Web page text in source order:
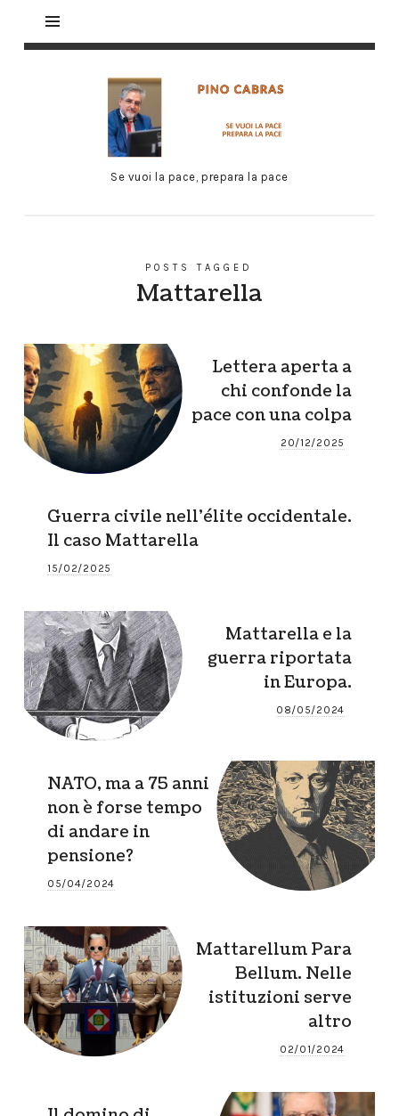
Se vuoi la pace, prepara la pace
POSTS TAGGED
Mattarella
Lettera aperta a
chi confonde la
pace con una colpa
20/12/2025
Guerra civile nell’élite occidentale.
Il caso Mattarella
15/02/2025
Mattarella e la
guerra riportata
in Europa.
08/05/2024
NATO, ma a 75 anni
non è forse tempo
di andare in
pensione?
05/04/2024
Mattarellum Para
Bellum. Nelle
istituzioni serve
altro
02/01/2024